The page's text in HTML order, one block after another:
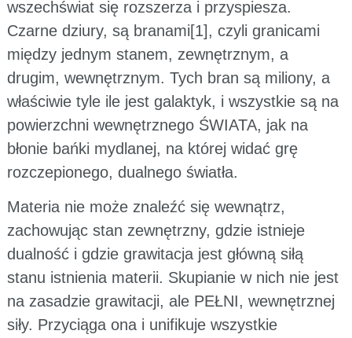
wszechświat się rozszerza i przyspiesza.
Czarne dziury, są branami[1], czyli granicami
między jednym stanem, zewnętrznym, a
drugim, wewnętrznym. Tych bran są miliony, a
właściwie tyle ile jest galaktyk, i wszystkie są na
powierzchni wewnętrznego ŚWIATA, jak na
błonie bańki mydlanej, na której widać grę
rozczepionego, dualnego światła.
Materia nie może znaleźć się wewnątrz,
zachowując stan zewnętrzny, gdzie istnieje
dualność i gdzie grawitacja jest główną siłą
stanu istnienia materii. Skupianie w nich nie jest
na zasadzie grawitacji, ale PEŁNI, wewnętrznej
siły. Przyciąga ona i unifikuje wszystkie